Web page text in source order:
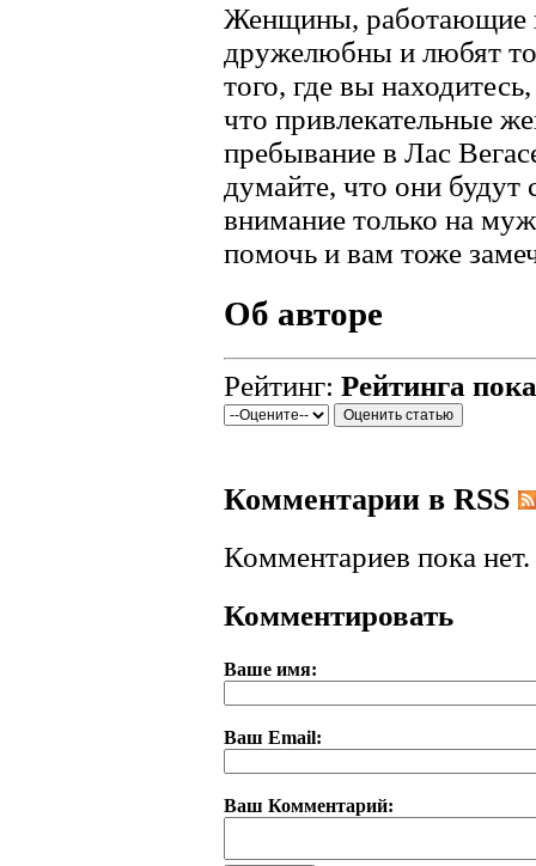
Женщины, работающие
дружелюбны и любят
того, где вы
что привлекательные
пребывание в Лас
думайте, что они будут
внимание только на
помочь и вам тоже
Об авторе
Рейтинг: Рейтинга
Комментарии в RSS
Комментариев пока нет.
Комментировать
Ваше имя:
Ваш Email:
Ваш Комментарий: